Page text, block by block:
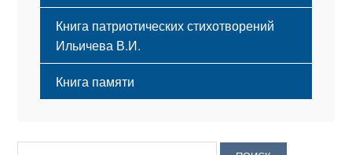
Книга патриотических стихотворений
Ильичева В.И.
Книга памяти